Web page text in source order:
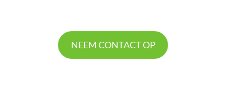
NEEM CONTACT OP